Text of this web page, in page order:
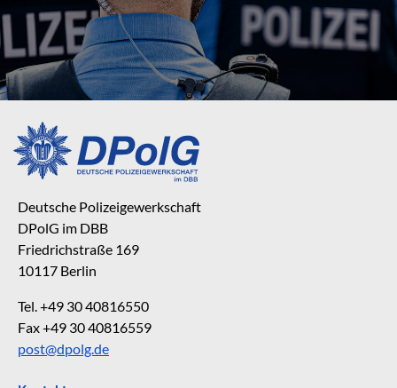
Deutsche Polizeigewerkschaft
DPolG im DBB
Friedrichstraße 169
10117 Berlin
Tel. +49 30 40816550
Fax +49 30 40816559
post@dpolg.de